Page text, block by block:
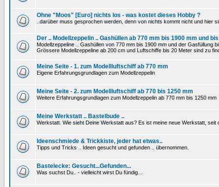
Ohne "Moos" [Euro] nichts los - was kostet dieses Hobby ?
..darüber muss gesprochen werden, denn von nichts kommt nicht und hier
Der .. Modellzeppelin .. Gashüllen ab 770 mm bis 1900 mm und
Modellzeppeline .. Gashüllen von 770 mm bis 1900 mm und der
Grössere Modellzeppeline ab 200 cm und Luftschiffe bis 20 Meter sind zu
Meine Seite - 1. zum Modellluftschiff ab 770 mm
Eigene Erfahrungsgrundlagen zum Modellzeppelin
Meine Seite - 2. zum Modellluftschiff ab 770 bis 1250 mm
Weitere Erfahrungsgrundlagen zum Modellzeppelin ab 770 mm bis 1250 mm
Meine Werkstatt .. Bastelbude ..
Werkstatt. Wie sieht Deine Werkstatt aus? Es ist meine neue Werkstatt, seit
Ideenschmiede & Trickkiste, jeder hat etwas..
Tipps und Tricks .. Ideen gesucht und gefunden .. übernommen.
Bastelecke: Gesucht...Gefunden...
Was suchst Du.. - vielleicht wirst Du fündig...